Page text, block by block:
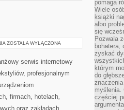
MODA
PRANIU
ZOSTAŁA WYŁĄCZONA
serwis internetowy
profesjonalnym
firmach, hotelach,
oraz zakładach
pomaga
Wiele
książki
albo
się
Pozwala
bohatera,
zyskać
którym
do
myślenia.
częściej